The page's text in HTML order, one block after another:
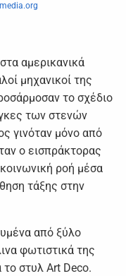
αμερικανικά
μηχανικοί της
το σχέδιο
των στενών
γινόταν μόνο από
ο εισπράκτορας
ροή μέσα
τάξης στην
από ξύλο
φωτιστικά της
στυλ Art Deco.